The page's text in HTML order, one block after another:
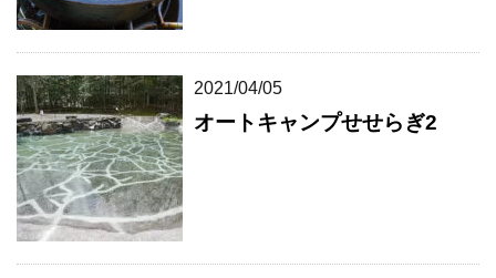
2021/04/05
オートキャンプせせらぎ2